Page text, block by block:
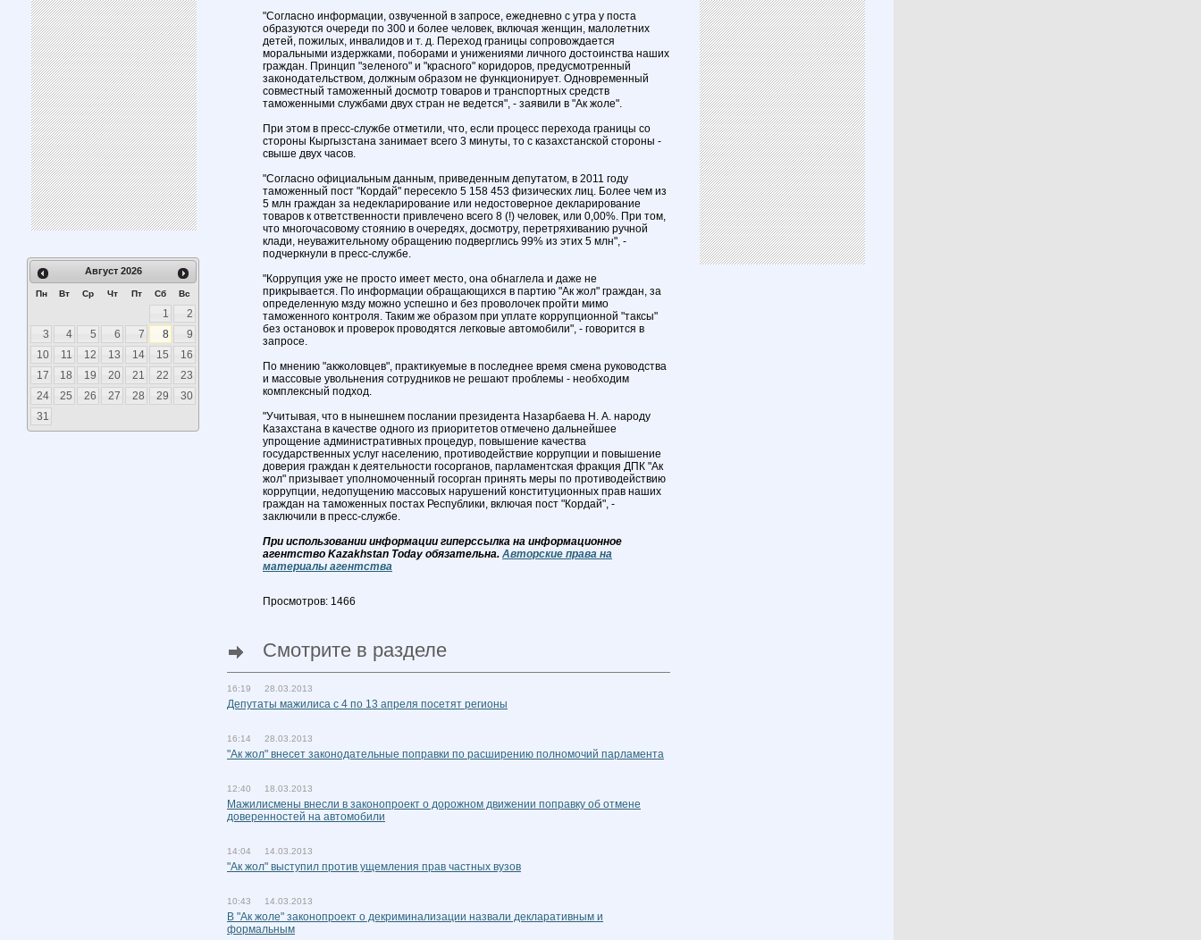
Август 2026
Пн Вт Ср Чт Пт Сб Вс
1
2
3
4 5 6 7 8
9
10
11 12 13 14 15
16
17
18 19 20 21 22
23
24
25 26 27 28 29
30
31
"Согласно информации, озвученной в запросе, ежедневно с утра у поста
образуются очереди по 300 и более человек, включая женщин, малолетних
детей, пожилых, инвалидов и т. д. Переход границы сопровождается
моральными издержками, поборами и унижениями личного достоинства наших
граждан. Принцип "зеленого" и "красного" коридоров, предусмотренный
законодательством, должным образом не функционирует. Одновременный
совместный таможенный досмотр товаров и транспортных средств
таможенными службами двух стран не ведется", - заявили в "Ак жоле".
При этом в пресс-службе отметили, что, если процесс перехода границы со
стороны Кыргызстана занимает всего 3 минуты, то с казахстанской стороны -
свыше двух часов.
"Согласно официальным данным, приведенным депутатом, в 2011 году
таможенный пост "Кордай" пересекло 5 158 453 физических лиц. Более чем из
5 млн граждан за недекларирование или недостоверное декларирование
товаров к ответственности привлечено всего 8 (!) человек, или 0,00%. При том,
что многочасовому стоянию в очередях, досмотру, перетряхиванию ручной
клади, неуважительному обращению подверглись 99% из этих 5 млн", -
подчеркнули в пресс-службе.
"Коррупция уже не просто имеет место, она обнаглела и даже не
прикрывается. По информации обращающихся в партию "Ак жол" граждан, за
определенную мзду можно успешно и без проволочек пройти мимо
таможенного контроля. Таким же образом при уплате коррупционной "таксы"
без остановок и проверок проводятся легковые автомобили", - говорится в
запросе.
По мнению "акжоловцев", практикуемые в последнее время смена руководства
и массовые увольнения сотрудников не решают проблемы - необходим
комплексный подход.
"Учитывая, что в нынешнем послании президента Назарбаева Н. А. народу
Казахстана в качестве одного из приоритетов отмечено дальнейшее
упрощение административных процедур, повышение качества
государственных услуг населению, противодействие коррупции и повышение
доверия граждан к деятельности госорганов, парламентская фракция ДПК "Ак
жол" призывает уполномоченный госорган принять меры по противодействию
коррупции, недопущению массовых нарушений конституционных прав наших
граждан на таможенных постах Республики, включая пост "Кордай", -
заключили в пресс-службе.
При использовании информации гиперссылка на информационное
агентство Kazakhstan Today обязательна. Авторские права на
материалы агентства
Просмотров: 1466
Смотрите в разделе
16:19 28.03.2013
Депутаты мажилиса с 4 по 13 апреля посетят регионы
16:14 28.03.2013
"Ак жол" внесет законодательные поправки по расширению полномочий парламента
12:40 18.03.2013
Мажилисмены внесли в законопроект о дорожном движении поправку об отмене
доверенностей на автомобили
14:04 14.03.2013
"Ак жол" выступил против ущемления прав частных вузов
10:43 14.03.2013
В "Ак жоле" законопроект о декриминализации назвали декларативным и
формальным